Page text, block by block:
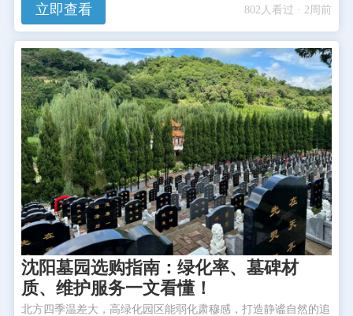
立即查看 802人看过 · 2周前
沈阳墓园选购指南：绿化率、墓碑材
质、维护服务一文看懂！
北方四季温差大，高绿化园区能弱化肃穆感，打造静谧自然的追